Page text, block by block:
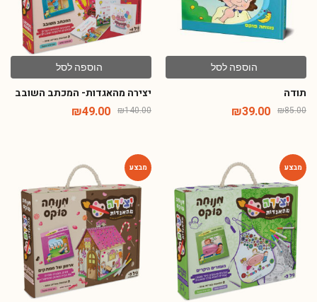
הוספה לסל
יצירה מהאגדות- המכתב השובב
₪ 49.00
-65%
הוספה לסל
-65%
הוספה לסל